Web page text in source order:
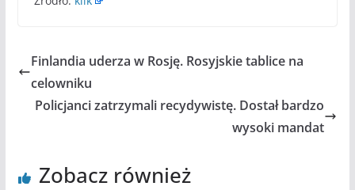
Finlandia uderza w Rosję. Rosyjskie tablice na
celowniku
Policjanci zatrzymali recydywistę. Dostał bardzo
wysoki mandat
Zobacz również